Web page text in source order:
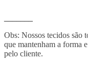
Obs: Nossos tecidos são
que mantenham a forma
pelo cliente.